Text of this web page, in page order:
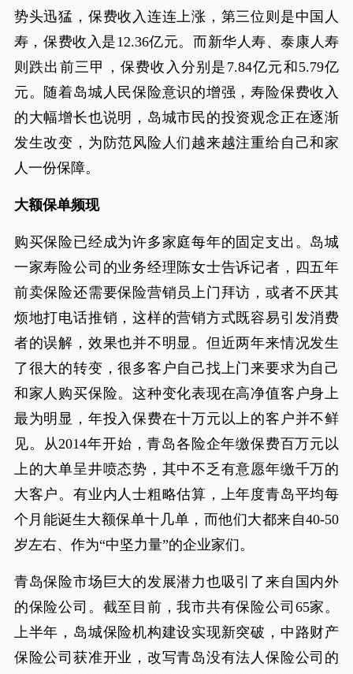
势头迅猛，保费收入连连上涨，第三位则是中国人
寿，保费收入是12.36亿元。而新华人寿、泰康人寿
则跌出前三甲，保费收入分别是7.84亿元和5.79亿
元。随着岛城人民保险意识的增强，寿险保费收入
的大幅增长也说明，岛城市民的投资观念正在逐渐
发生改变，为防范风险人们越来越注重给自己和家
人一份保障。
大额保单频现
购买保险已经成为许多家庭每年的固定支出。岛城
一家寿险公司的业务经理陈女士告诉记者，四五年
前卖保险还需要保险营销员上门拜访，或者不厌其
烦地打电话推销，这样的营销方式既容易引发消费
者的误解，效果也并不明显。但近两年来情况发生
了很大的转变，很多客户自己找上门来要求为自己
和家人购买保险。这种变化表现在高净值客户身上
最为明显，年投入保费在十万元以上的客户并不鲜
见。从2014年开始，青岛各险企年缴保费百万元以
上的大单呈井喷态势，其中不乏有意愿年缴千万的
大客户。有业内人士粗略估算，上年度青岛平均每
个月能诞生大额保单十几单，而他们大都来自40-50
岁左右、作为“中坚力量”的企业家们。
青岛保险市场巨大的发展潜力也吸引了来自国内外
的保险公司。截至目前，我市共有保险公司65家。
上半年，岛城保险机构建设实现新突破，中路财产
保险公司获准开业，改写青岛没有法人保险公司的